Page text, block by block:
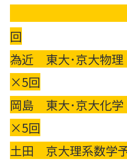
90
回
為近 東大･京
×5回
岡島 東大･京
×5回
土田 京大理系数学